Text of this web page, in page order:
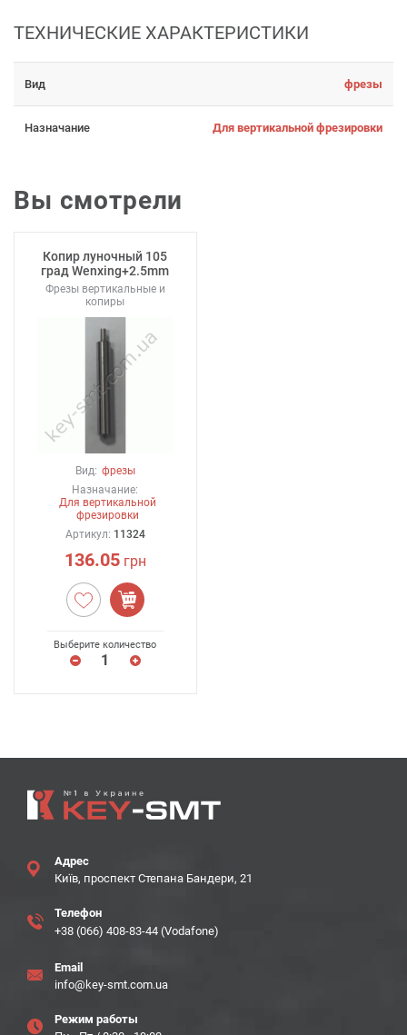
ТЕХНИЧЕСКИЕ ХАРАКТЕРИСТИКИ
Вид фрезы
Назначание Для вертикальной фрезировки
Вы смотрели
Копир луночный 105
град Wenxing+2.5mm
Фрезы вертикальные и
копиры
Вид: фрезы
Назначание:
Для вертикальной
фрезировки
Артикул: 11324
136.05грн
Выберите количество
Адрес
Київ, проспект Степана Бандери, 21
Телефон
+38 (066) 408-83-44 (Vodafone)
Email
info@key-smt.com.ua
Режим работы